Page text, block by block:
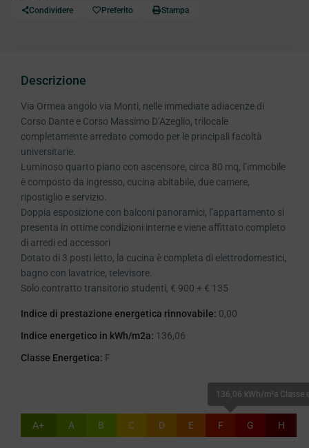
Condividere Preferito Stampa
Descrizione
Via Ormea angolo via Monti, nelle immediate adiacenze di
Corso Dante e Corso Massimo D’Azeglio, trilocale
completamente arredato comodo per le principali facoltà
universitarie.
Luminoso quarto piano con ascensore, circa 80 mq, l’immobile
è composto da ingresso, cucina abitabile, due camere,
ripostiglio e servizio.
Doppia esposizione con balconi panoramici, l’appartamento si
presenta in ottime condizioni interne e viene affittato completo
di arredi ed accessori
Dotato di 3 posti letto, la cucina è completa di elettrodomestici,
bagno con lavatrice, televisore.
Solo contratto transitorio studenti, € 900 + € 135
Indice di prestazione energetica rinnovabile: 0,00
Indice energetico in kWh/m2a: 136,06
Classe Energetica: F
A+ A B C D E
136,06 kWh/m²a Classe
F G H